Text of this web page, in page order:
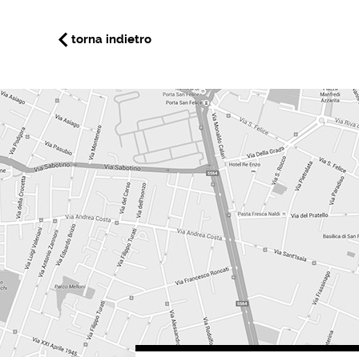
torna indietro